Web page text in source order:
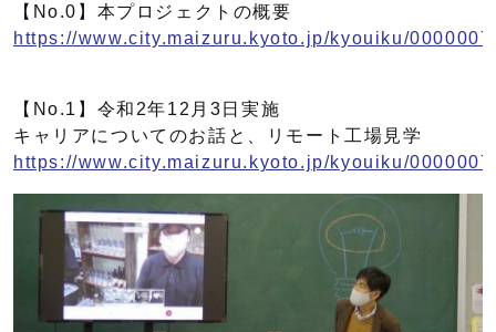
【No.0】本プロジェクトの概要
https://www.city.maizuru.kyoto.jp/kyouiku/
【No.1】令和2年12月3日実施
キャリアについてのお話と、リモート工場見学
https://www.city.maizuru.kyoto.jp/kyouiku/